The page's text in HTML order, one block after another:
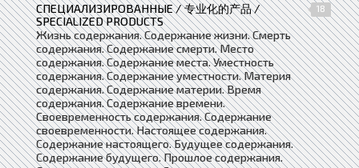
СПЕЦИАЛИЗИРОВАННЫЕ / 专业化的产品 /
SPECIALIZED PRODUCTS
18
Жизнь содержания. Содержание жизни. Смерть
содержания. Содержание смерти. Место
содержания. Содержание места. Уместность
содержания. Содержание уместности. Материя
содержания. Содержание материи. Время
содержания. Содержание времени.
Своевременность содержания. Содержание
своевременности. Настоящее содержания.
Содержание настоящего. Будущее содержания.
Содержание будущего. Прошлое содержания.